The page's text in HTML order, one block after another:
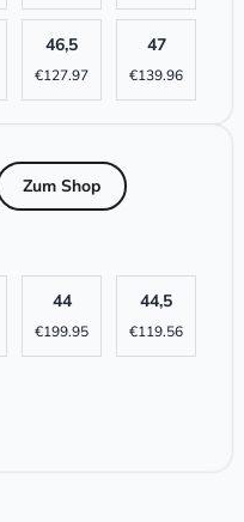
46,5
€127.97
47
€139.96
Zum Shop
44
€199.95
44,5
€119.56